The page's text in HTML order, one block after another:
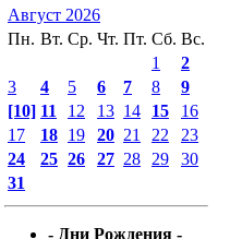
Август 2026
Пн. Вт. Ср. Чт. Пт. Сб. Вс.
1
2
3
4 5 6 7 8
9
[10] 11 12 13 14 15
16
17
18 19 20 21 22
23
24
25 26 27 28 29
30
31
- Дни Рождения -